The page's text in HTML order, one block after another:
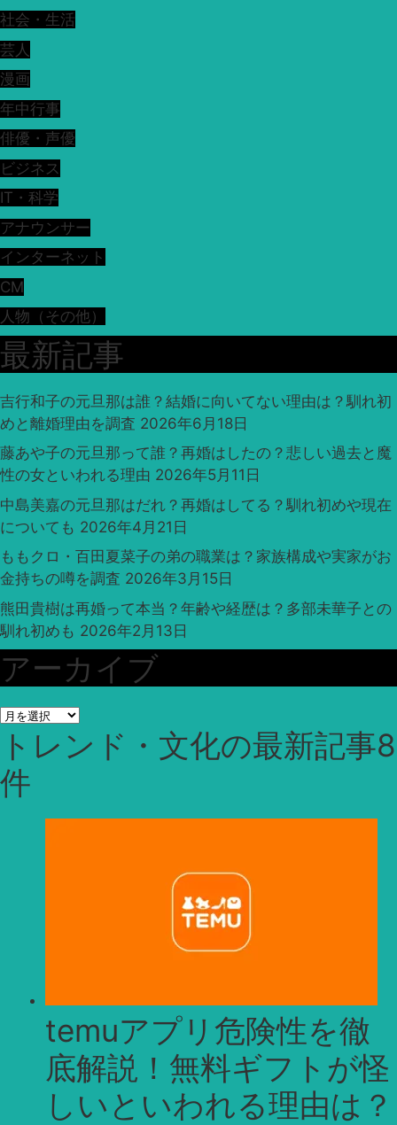
社会・生活
芸人
漫画
年中行事
俳優・声優
ビジネス
IT・科学
アナウンサー
インターネット
CM
人物（その他）
最新記事
吉行和子の元旦那は誰？結婚に向いてない理由は？馴れ初
めと離婚理由を調査 2026年6月18日
藤あや子の元旦那って誰？再婚はしたの？悲しい過去と魔
性の女といわれる理由 2026年5月11日
中島美嘉の元旦那はだれ？再婚はしてる？馴れ初めや現在
についても 2026年4月21日
ももクロ・百田夏菜子の弟の職業は？家族構成や実家がお
金持ちの噂を調査 2026年3月15日
熊田貴樹は再婚って本当？年齢や経歴は？多部未華子との
馴れ初めも 2026年2月13日
アーカイブ
ア
ー
カ
イ
ブ
トレンド・文化の最新記事8
件
temuアプリ危険性を徹
底解説！無料ギフトが怪
しいといわれる理由は？